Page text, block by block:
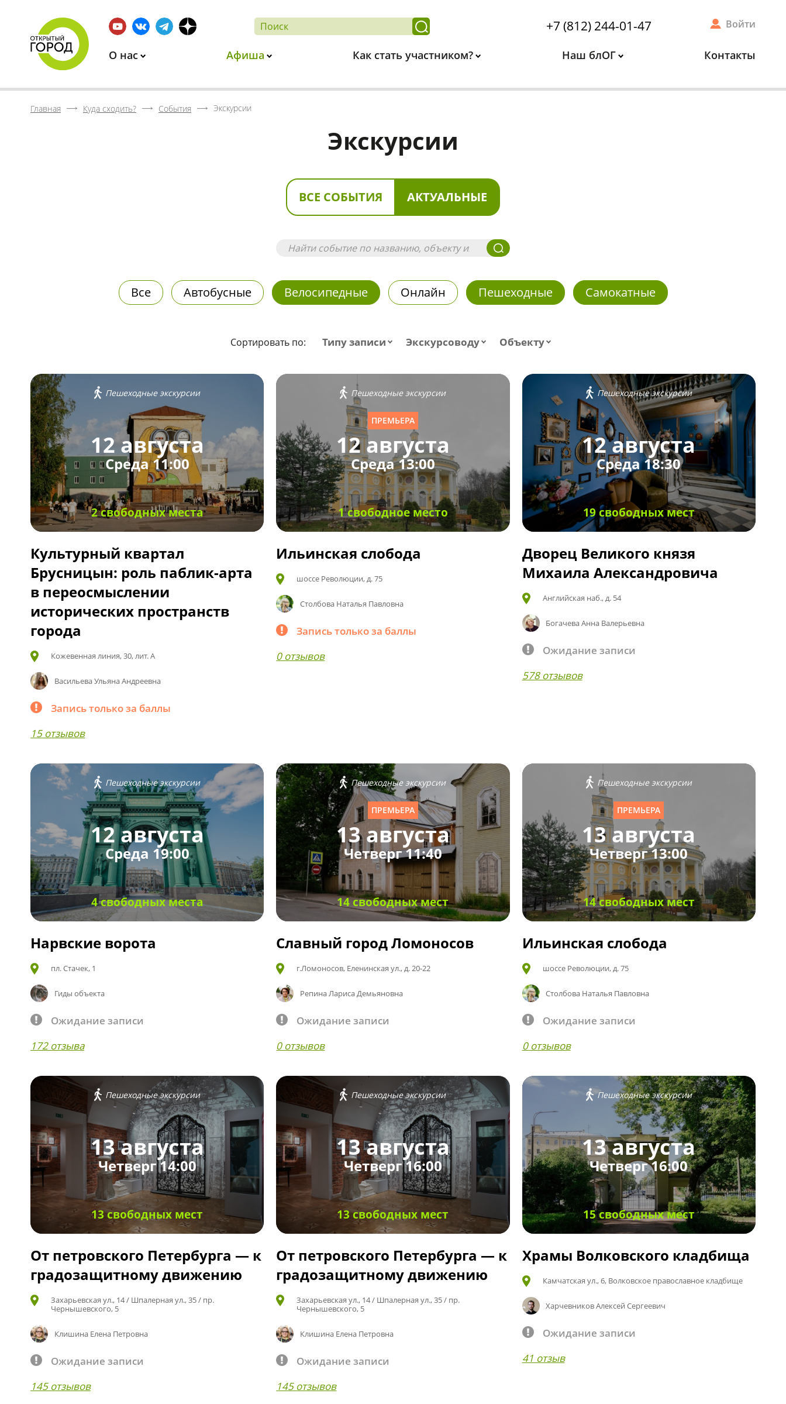
+7 (812) 244-01-47 Войти
О нас Афиша Как стать участником? Наш блОГ Контакты
Главная Куда сходить? События Экскурсии
Экскурсии
ВСЕ СОБЫТИЯ АКТУАЛЬНЫЕ
Все Автобусные Велосипедные Онлайн Пешеходные Самокатные
Сортировать по: Типу записи Экскурсоводу Объекту
Пешеходные экскурсии
12 августа
Среда 11:00
2 свободных места
Культурный квартал
Брусницын: роль паблик-арта
в переосмыслении
исторических пространств
города
Кожевенная линия, 30, лит. А
Васильева Ульяна Андреевна
Запись только за баллы
15 отзывов
Пешеходные экскурсии
ПРЕМЬЕРА
12 августа
Среда 13:00
1 свободное место
Ильинская слобода
шоссе Революции, д. 75
Столбова Наталья Павловна
Запись только за баллы
0 отзывов
Пешеходные экскурсии
12 августа
Среда 18:30
19 свободных мест
Дворец Великого князя
Михаила Александровича
Английская наб., д. 54
Богачева Анна Валерьевна
Ожидание записи
578 отзывов
Пешеходные экскурсии
12 августа
Среда 19:00
4 свободных места
Нарвские ворота
пл. Стачек, 1
Гиды объекта
Ожидание записи
172 отзыва
Пешеходные экскурсии
ПРЕМЬЕРА
13 августа
Четверг 11:40
14 свободных мест
Славный город Ломоносов
г.Ломоносов, Еленинская ул., д. 20-22
Репина Лариса Демьяновна
Ожидание записи
0 отзывов
Пешеходные экскурсии
ПРЕМЬЕРА
13 августа
Четверг 13:00
14 свободных мест
Ильинская слобода
шоссе Революции, д. 75
Столбова Наталья Павловна
Ожидание записи
0 отзывов
Пешеходные экскурсии
13 августа
Четверг 14:00
13 свободных мест
От петровского Петербурга — к
градозащитному движению
Захарьевская ул., 14 / Шпалерная ул., 35 / пр.
Чернышевского, 5
Клишина Елена Петровна
Ожидание записи
145 отзывов
Пешеходные экскурсии
13 августа
Четверг 16:00
13 свободных мест
От петровского Петербурга — к
градозащитному движению
Захарьевская ул., 14 / Шпалерная ул., 35 / пр.
Чернышевского, 5
Клишина Елена Петровна
Ожидание записи
145 отзывов
Пешеходные экскурсии
13 августа
Четверг 16:00
15 свободных мест
Храмы Волковского кладбища
Камчатская ул., 6, Волковское православное кладбище
Харчевников Алексей Сергеевич
Ожидание записи
41 отзыв